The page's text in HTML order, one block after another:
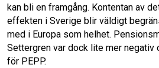
kan bli en framgång. Kontentan av
effekten i Sverige blir väldigt
med i Europa som helhet.
Settergren var dock lite mer negativ
för PEPP.